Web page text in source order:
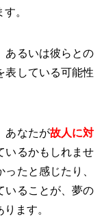
。
あるいは彼らとの
表している可能性
あなたが故人に対
いるかもしれませ
たと感じたり、
いることが、夢の
ます。